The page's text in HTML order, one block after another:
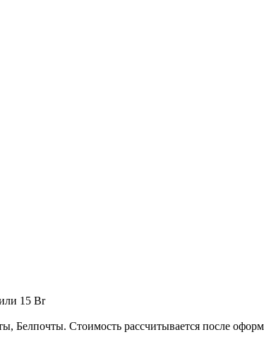
15 Br
Стоимость рассчитывается после